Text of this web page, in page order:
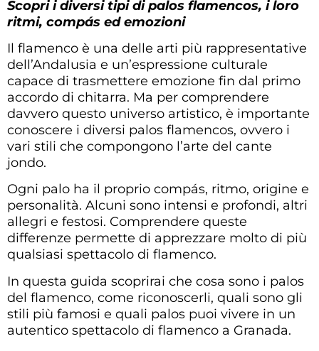
Scopri i diversi tipi di palos flamencos, i loro
ritmi, compás ed emozioni
Il flamenco è una delle arti più rappresentative
dell’Andalusia e un’espressione culturale
capace di trasmettere emozione fin dal primo
accordo di chitarra. Ma per comprendere
davvero questo universo artistico, è importante
conoscere i diversi palos flamencos, ovvero i
vari stili che compongono l’arte del cante
jondo.
Ogni palo ha il proprio compás, ritmo, origine e
personalità. Alcuni sono intensi e profondi, altri
allegri e festosi. Comprendere queste
differenze permette di apprezzare molto di più
qualsiasi spettacolo di flamenco.
In questa guida scoprirai che cosa sono i palos
del flamenco, come riconoscerli, quali sono gli
stili più famosi e quali palos puoi vivere in un
autentico spettacolo di flamenco a Granada.